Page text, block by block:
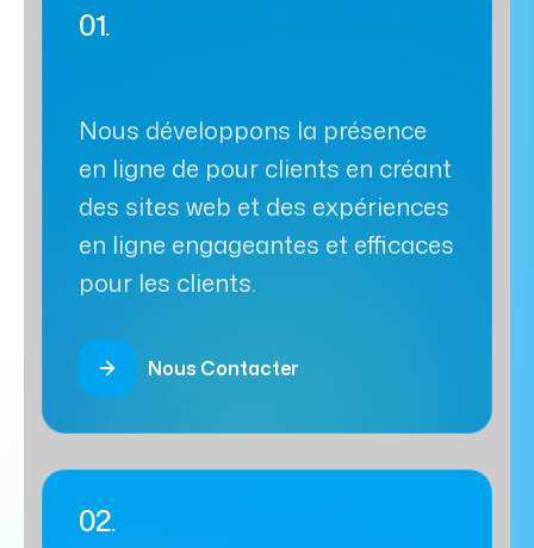
01.
Nous développons la présence
en ligne de pour clients en créant
des sites web et des expériences
en ligne engageantes et efficaces
pour les clients.
Nous Contacter
02.